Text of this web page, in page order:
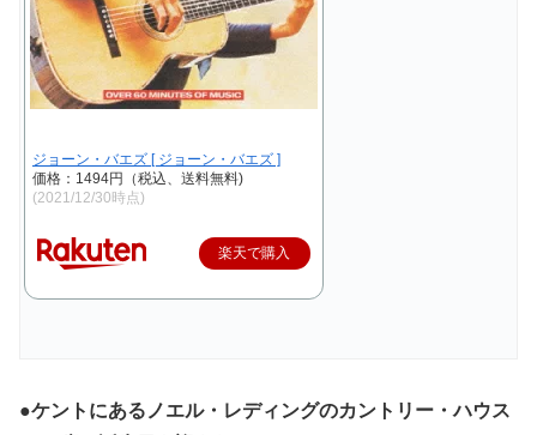
ジョーン・バエズ [ ジョーン・バエズ ]
価格：1494円（税込、送料無料)
(2021/12/30時点)
楽天で購入
●ケントにあるノエル・レディングのカントリー・ハウス